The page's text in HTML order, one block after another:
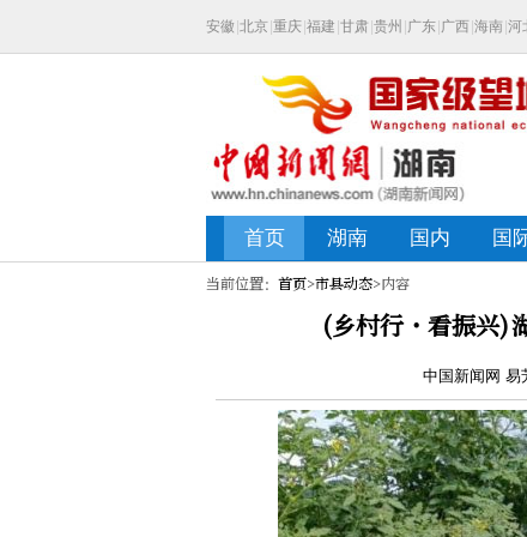
当前位置： 首页>市县动态>内容
(乡村行·看振兴)
中国新闻网 易